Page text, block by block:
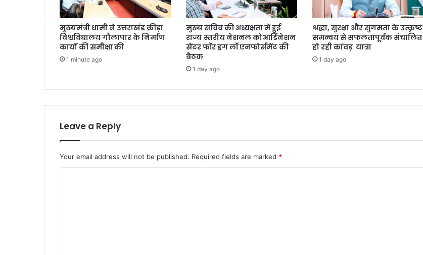
मुख्यमंत्री धामी ने उत्तराखंड क्रीड़ा
विश्वविद्यालय गौलापार के निर्माण
कार्यों की समीक्षा की
1 minute ago
मुख्य सचिव की अध्यक्षता में हुई
राज्य स्तरीय नेशनल कोआर्डिनेशन
सेंटर फॉर ड्रग लॉ एनफोर्समेंट की
बैठक
1 day ago
श्रद्धा, सुरक्षा और सुगमता के उत्कृष्ट
समन्वय से सफलतापूर्वक संचालित
हो रही कांवड़ यात्रा
1 day ago
Leave a Reply
Your email address will not be published. Required fields are marked *